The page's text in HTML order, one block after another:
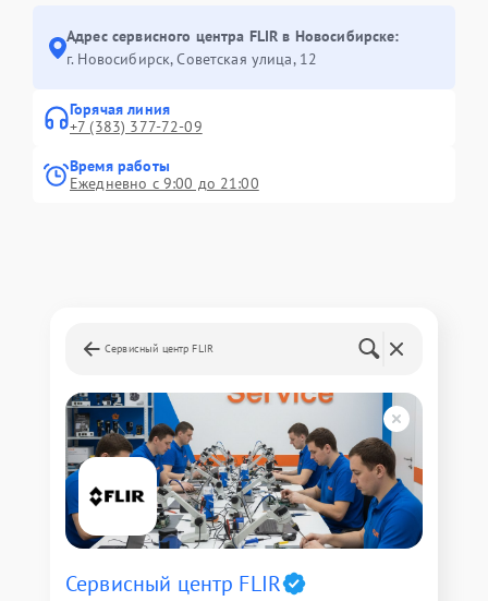
Адрес сервисного центра FLIR в Новосибирске:
г. Новосибирск, Советская улица, 12
Горячая линия
+7 (383) 377-72-09
Время работы
Ежедневно с 9:00 до 21:00
Сервисный центр FLIR
Сервисный центр FLIR